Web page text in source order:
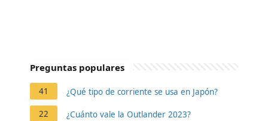
Preguntas populares
41 ¿Qué tipo de corriente se usa en Japón?
22 ¿Cuánto vale la Outlander 2023?